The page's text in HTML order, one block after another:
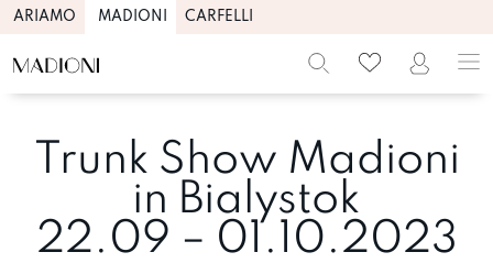
ARIAMO MADIONI CARFELLI
Trunk Show Madioni
in Bialystok
22.09 – 01.10.2023